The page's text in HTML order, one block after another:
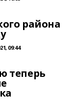
района
09:44
теперь